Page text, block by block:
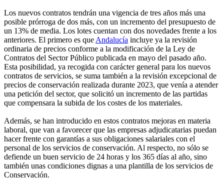
Los nuevos contratos tendrán una vigencia de tres años más una
posible prórroga de dos más, con un incremento del presupuesto de
un 13% de media. Los lotes cuentan con dos novedades frente a los
anteriores. El primero es que Andalucía incluye ya la revisión
ordinaria de precios conforme a la modificación de la Ley de
Contratos del Sector Público publicada en mayo del pasado año.
Esta posibilidad, ya recogida con carácter general para los nuevos
contratos de servicios, se suma también a la revisión excepcional de
precios de conservación realizada durante 2023, que venía a atender
una petición del sector, que solicitó un incremento de las partidas
que compensara la subida de los costes de los materiales.
Además, se han introducido en estos contratos mejoras en materia
laboral, que van a favorecer que las empresas adjudicatarias puedan
hacer frente con garantías a sus obligaciones salariales con el
personal de los servicios de conservación. Al respecto, no sólo se
defiende un buen servicio de 24 horas y los 365 días al año, sino
también unas condiciones dignas a una plantilla de los servicios de
Conservación.